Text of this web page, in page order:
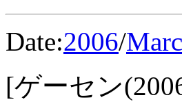
Date:2006/
[ゲーセン